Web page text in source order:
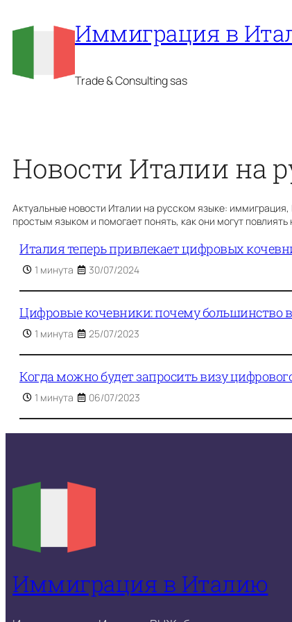
Иммиграция в
Trade & Consulting sas
Новости Италии на
Актуальные новости Италии на русском языке:
простым языком и помогает понять, как они могут
Италия теперь привлекает цифровых
1 минута 30/07/2024
Цифровые кочевники: почему большинство
1 минута 25/07/2023
Когда можно будет запросить визу
1 минута 06/07/2023
Иммиграция в Италию